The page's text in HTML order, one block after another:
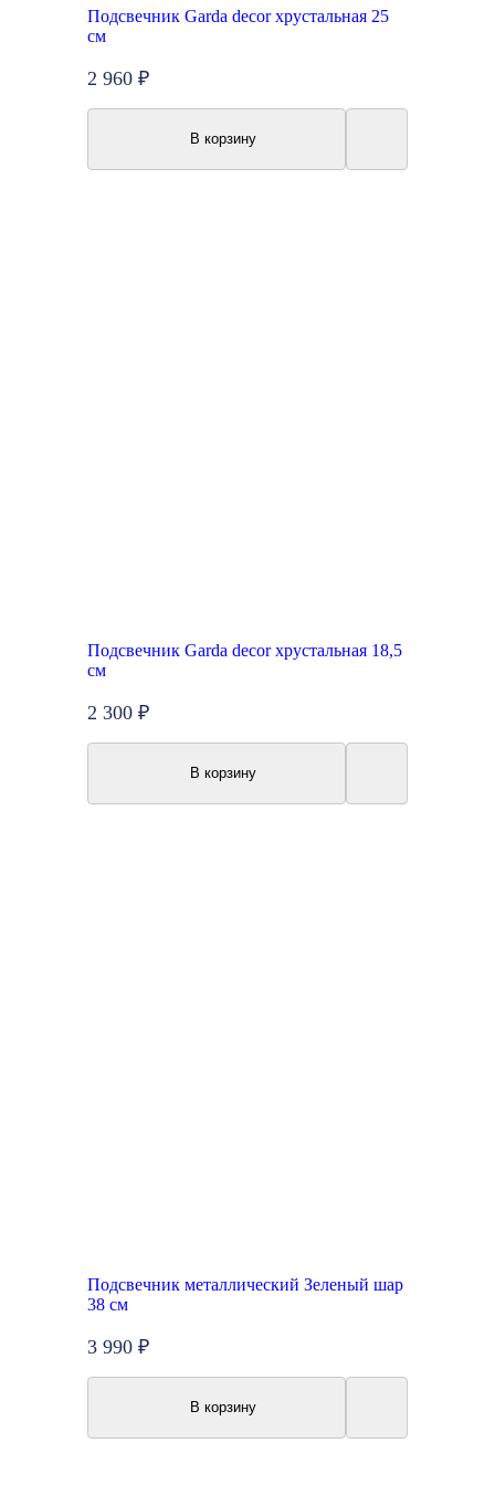
Подсвечник Garda decor хрустальная 25
см
2 960 ₽
В корзину
Подсвечник Garda decor хрустальная 18,5
см
2 300 ₽
В корзину
Подсвечник металлический Зеленый шар
38 см
3 990 ₽
В корзину